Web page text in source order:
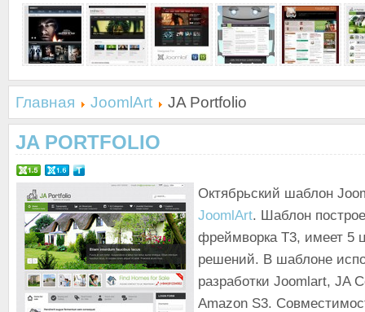
Главная JoomlArt JA Portfolio
JA PORTFOLIO
Октябрьский шаблон
JoomlArt. Шаблон
фреймворка T3, имеет 5
решений. В шаблоне
разработки Joomlart, JA
Amazon S3.